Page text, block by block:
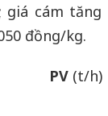
giá cám tăng
đồng/kg.
PV(t/h)